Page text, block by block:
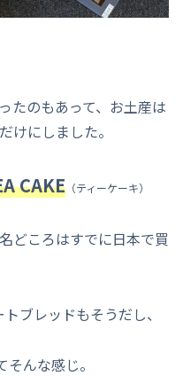
たのもあって、お土産は
けにしました。
CAKE （ティーケーキ）
どころはすでに日本で買
ブレッドもそうだし、
んな感じ。